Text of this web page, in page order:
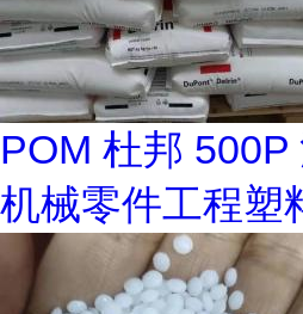
POM 杜邦 500P
机械零件工程塑